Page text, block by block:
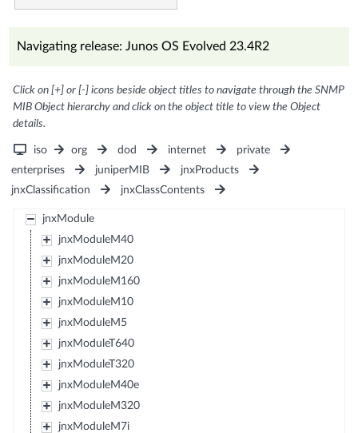
Navigating release: Junos OS Evolved 23.4R2
Click on [+] or [-] icons beside object titles to navigate through the SNMP
MIB Object hierarchy and click on the object title to view the Object
details.
iso org dod internet
private
enterprises
juniperMIB
jnxProducts
jnxClassification
jnxClassContents
jnxModule
jnxModuleM40
jnxModuleM20
jnxModuleM160
jnxModuleM10
jnxModuleM5
jnxModuleT640
jnxModuleT320
jnxModuleM40e
jnxModuleM320
jnxModuleM7i